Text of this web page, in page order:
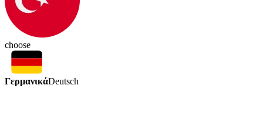
choose
ΓερμανικάDeutsch